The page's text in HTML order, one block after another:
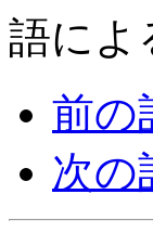
語によ
前の
次の